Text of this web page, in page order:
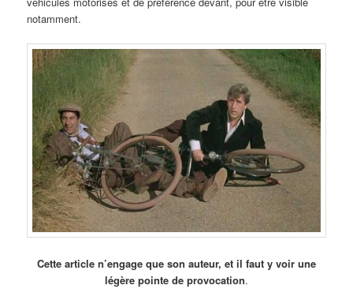
notamment.
Cette article n’engage que son auteur, et il faut y voir une
légère pointe de provocation.